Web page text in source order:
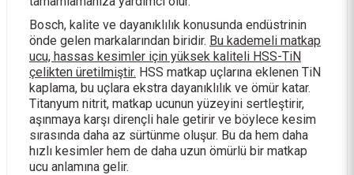
Bosch, kalite ve dayanıklılık konusunda endüstrinin
önde gelen markalarından biridir. Bu kademeli matkap
ucu, hassas kesimler için yüksek kaliteli HSS-TiN
çelikten üretilmiştir. HSS matkap uçlarına eklenen TiN
kaplama, bu uçlara ekstra dayanıklılık ve ömür katar.
Titanyum nitrit, matkap ucunun yüzeyini sertleştirir,
aşınmaya karşı dirençli hale getirir ve böylece kesim
sırasında daha az sürtünme oluşur. Bu da hem daha
hızlı kesimler hem de daha uzun ömürlü bir matkap
ucu anlamına gelir.